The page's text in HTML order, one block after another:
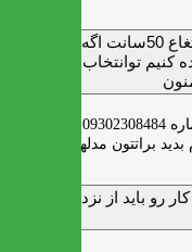
میزتلویزیون 180تا2مترلاارتغاع 50سانت اگه
توانتخاب راحت‌تر
رو باید از نزدیک دید